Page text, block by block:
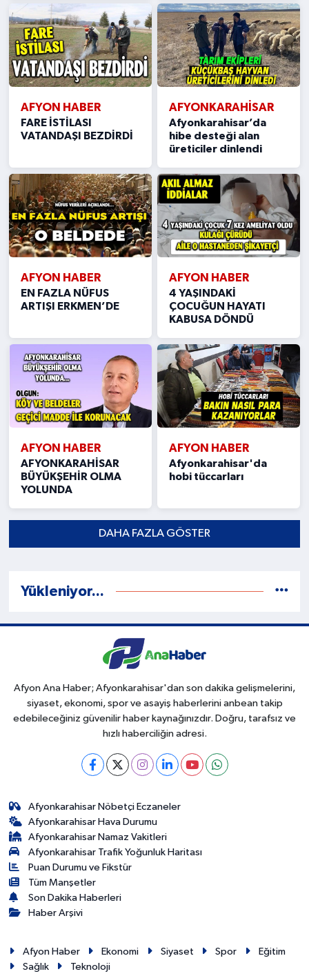
AFYON HABER
FARE İSTİLASI
VATANDAŞI BEZDİRDİ
AFYONKARAHISAR
Afyonkarahisar’da
hibe desteği alan
üreticiler dinlendi
AFYON HABER
EN FAZLA NÜFUS
ARTIŞI ERKMEN’DE
AFYON HABER
4 YAŞINDAKİ
ÇOCUĞUN HAYATI
KABUSA DÖNDÜ
AFYON HABER
AFYONKARAHİSAR
BÜYÜKŞEHİR OLMA
YOLUNDA
AFYON HABER
Afyonkarahisar'da
hobi tüccarları
DAHA FAZLA GÖSTER
Yükleniyor...
Afyon Ana Haber; Afyonkarahisar'dan son dakika gelişmelerini,
siyaset, ekonomi, spor ve asayiş haberlerini anbean takip
edebileceğiniz güvenilir haber kaynağınızdır. Doğru, tarafsız ve
hızlı haberciliğin adresi.
Afyonkarahisar Nöbetçi Eczaneler
Afyonkarahisar Hava Durumu
Afyonkarahisar Namaz Vakitleri
Afyonkarahisar Trafik Yoğunluk Haritası
Puan Durumu ve Fikstür
Tüm Manşetler
Son Dakika Haberleri
Haber Arşivi
Afyon Haber Ekonomi Siyaset Spor
Eğitim
Sağlık
Teknoloji